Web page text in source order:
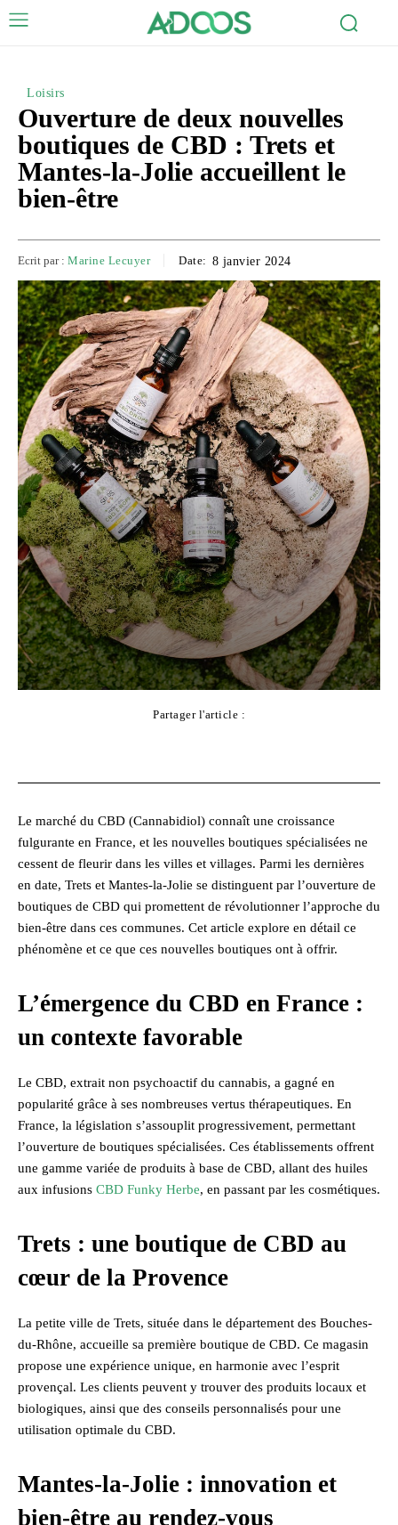
Loisirs
Ouverture de deux nouvelles
boutiques de CBD : Trets et
Mantes-la-Jolie accueillent le
bien-être
Ecrit par : Marine Lecuyer Date: 8 janvier 2024
Partager l'article :
Le marché du CBD (Cannabidiol) connaît une croissance
fulgurante en France, et les nouvelles boutiques spécialisées ne
cessent de fleurir dans les villes et villages. Parmi les dernières
en date, Trets et Mantes-la-Jolie se distinguent par l’ouverture de
boutiques de CBD qui promettent de révolutionner l’approche du
bien-être dans ces communes. Cet article explore en détail ce
phénomène et ce que ces nouvelles boutiques ont à offrir.
L’émergence du CBD en France :
un contexte favorable
Le CBD, extrait non psychoactif du cannabis, a gagné en
popularité grâce à ses nombreuses vertus thérapeutiques. En
France, la législation s’assouplit progressivement, permettant
l’ouverture de boutiques spécialisées. Ces établissements offrent
une gamme variée de produits à base de CBD, allant des huiles
aux infusions CBD Funky Herbe, en passant par les cosmétiques.
Trets : une boutique de CBD au
cœur de la Provence
La petite ville de Trets, située dans le département des Bouches-
du-Rhône, accueille sa première boutique de CBD. Ce magasin
propose une expérience unique, en harmonie avec l’esprit
provençal. Les clients peuvent y trouver des produits locaux et
biologiques, ainsi que des conseils personnalisés pour une
utilisation optimale du CBD.
Mantes-la-Jolie : innovation et
bien-être au rendez-vous